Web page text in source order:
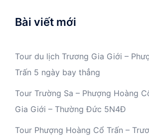
Bài viết mới
Tour du lịch Trương Gia Giới –
Trấn 5 ngày bay thẳng
Tour Trường Sa – Phượng Hoàng
Gia Giới – Thường Đức 5N4Đ
Tour Phượng Hoàng Cổ Trấn –